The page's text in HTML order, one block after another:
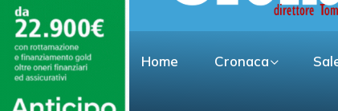
Home Cronaca